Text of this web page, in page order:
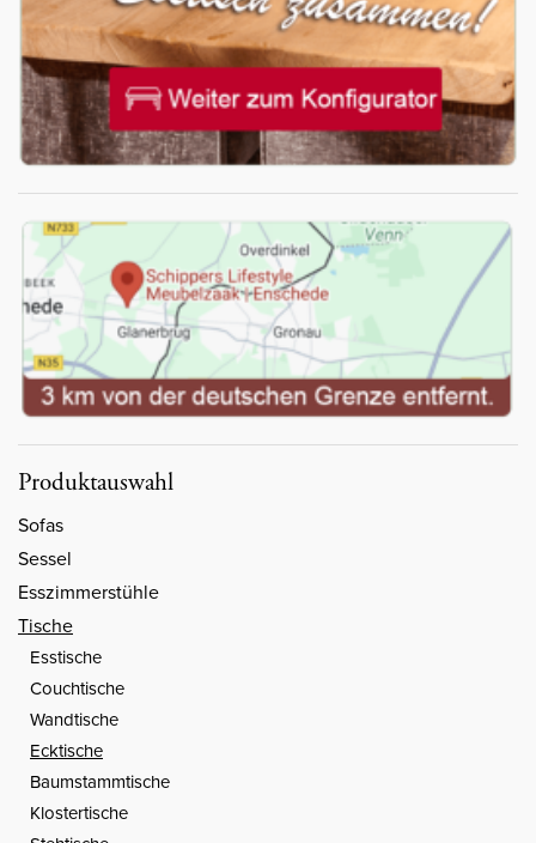
Produktauswahl
Sofas
Sessel
Esszimmerstühle
Tische
Esstische
Couchtische
Wandtische
Ecktische
Baumstammtische
Klostertische